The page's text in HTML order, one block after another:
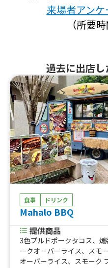
来場者アン
（所要
過去に出店
食事 ドリンク
Mahalo BBQ
提供商品
3色プルドポークタコス、
ークオーバーライス、スモ
オーバーライス、スモーク